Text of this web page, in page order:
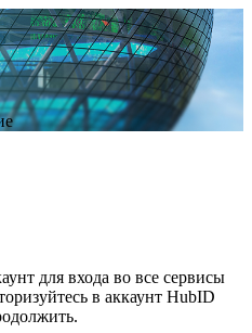
для входа во все сервисы
в аккаунт HubID